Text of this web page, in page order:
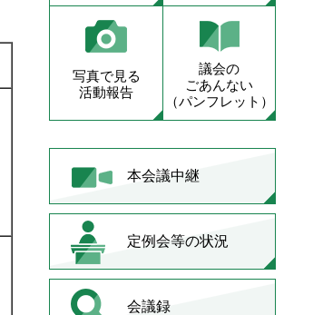
写真で見る
活動報告
議会の
ごあんない
（パンフレット）
本会議中継
定例会等の状況
会議録